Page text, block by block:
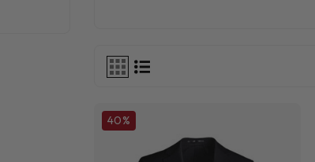
40%